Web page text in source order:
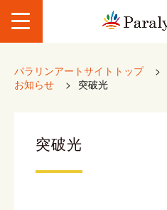
パラリンアートサイトトップ >
お知らせ
> 突破光
突破光